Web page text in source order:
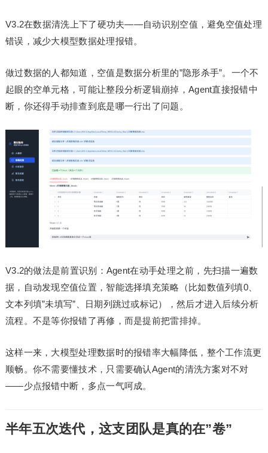
V3.2在数据清洗上下了硬功夫——自动识别空值，避免空值处理
错误，减少大模型数据处理报错。
做过数据的人都知道，空值是数据分析里的”隐形杀手”。一个不
起眼的空单元格，可能让整段分析逻辑崩掉，Agent直接报错中
断，你还得手动排查到底是哪一行出了问题。
V3.2的做法是前置识别：Agent在动手处理之前，先扫描一遍数
据，自动发现空值位置，智能选择填充策略（比如数值列填0、
文本列填”未填写”、日期列跳过或标记），然后才进入后续分析
流程。不是等你报错了再修，而是提前把雷排掉。
这样一来，大模型处理数据时的报错率大幅降低，整个工作流更
顺畅。你不需要懂技术，只需要确认Agent的清洗方案对不对
——少点报错中断，多点一气呵成。
半年五次迭代，这支团队是真的在”卷”